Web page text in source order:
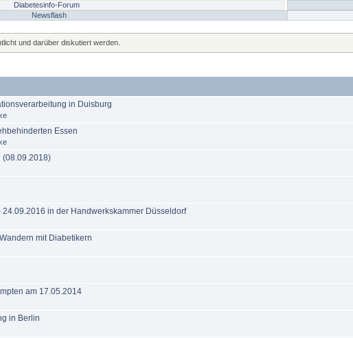
Diabetesinfo-Forum
Newsflash
und darüber diskutiert werden.
in Duisburg
Essen
(08.09.2018)
in der Handwerkskammer Düsseldorf
mit Diabetikern
am 17.05.2014
in Berlin